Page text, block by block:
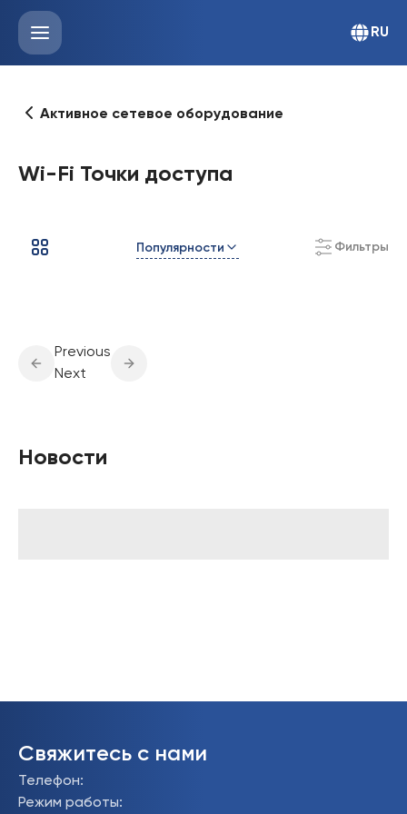
RU
Активное сетевое оборудование
Wi-Fi Точки доступа
Популярности Фильтры
Previous
Next
Новости
Свяжитесь с нами
Телефон:
Режим работы: